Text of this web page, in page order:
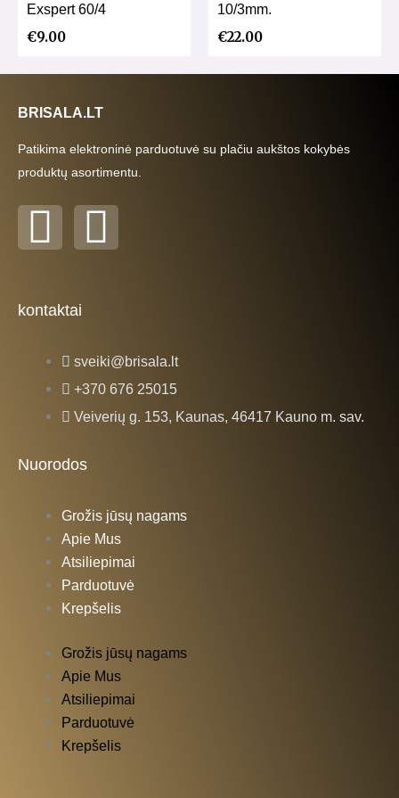
Exspert 60/4
€9.00
10/3mm.
€22.00
BRISALA.LT
Patikima elektroninė parduotuvė su plačiu aukštos kokybės
produktų asortimentu.
F
c
e
b
o
k
-
f
I
t
a
a
m
kontaktai
sveiki@brisala.lt
+370 676 25015
Veiverių g. 153, Kaunas, 46417 Kauno m. sav.
Nuorodos
Grožis jūsų nagams
Apie Mus
Atsiliepimai
Parduotuvė
Krepšelis
Grožis jūsų nagams
Apie Mus
Atsiliepimai
Parduotuvė
Krepšelis